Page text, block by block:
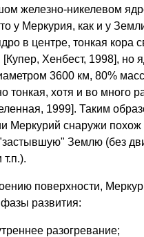
железно-никелевом
у Меркурия, как и у
в центре, тонкая кора
Хенбест, 1998], но
3600 км, 80%
тонкая, хотя и во много
1999]. Таким
Меркурий снаружи похож
Землю (без
поверхности,
развития:
разогревание;